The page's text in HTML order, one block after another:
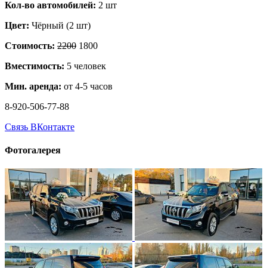
Кол-во автомобилей: 2 шт
Цвет: Чёрный (2 шт)
Стоимость: 2200 1800
Вместимость: 5 человек
Мин. аренда: от 4-5 часов
8-920-506-77-88
Связь ВКонтакте
Фотогалерея